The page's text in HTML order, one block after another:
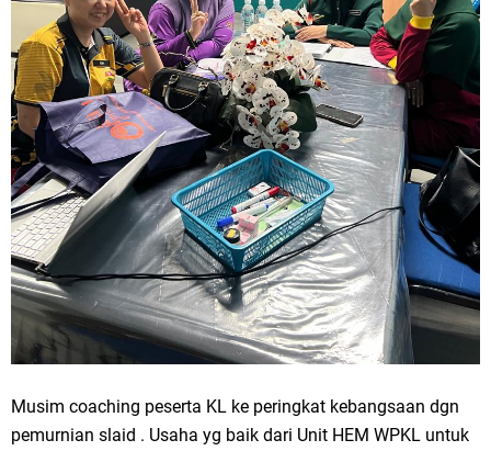
Musim coaching peserta KL ke peringkat kebangsaan dgn
pemurnian slaid . Usaha yg baik dari Unit HEM WPKL untuk